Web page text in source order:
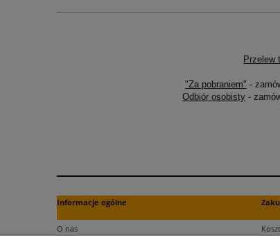
Przelew
"Za pobraniem" -
Odbiór osobisty -
Informacje ogólne
O nas